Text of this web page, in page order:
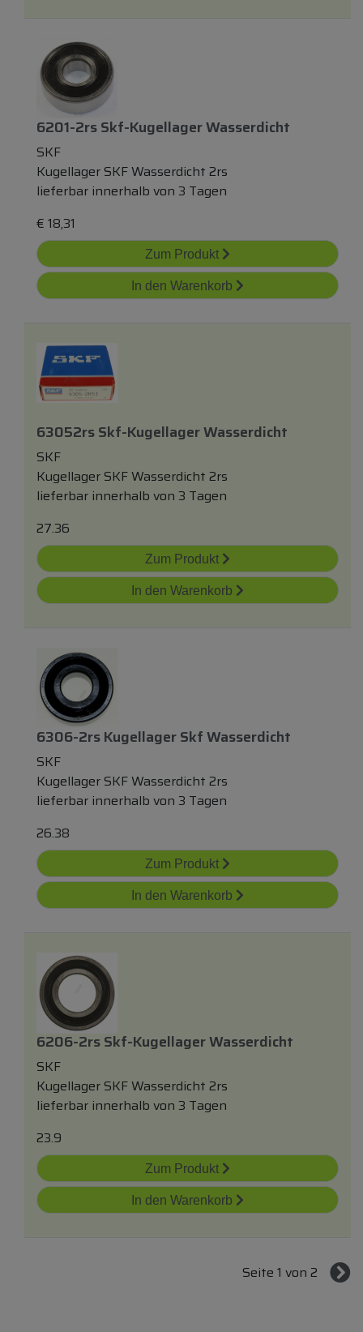
6201-2rs Skf-Kugellager Wasserdicht
SKF
Kugellager SKF Wasserdicht 2rs
lieferbar innerhalb von 3 Tagen
€ 18,31
Zum Produkt
In den Warenkorb
63052rs Skf-Kugellager Wasserdicht
SKF
Kugellager SKF Wasserdicht 2rs
lieferbar innerhalb von 3 Tagen
27.36
Zum Produkt
In den Warenkorb
6306-2rs Kugellager Skf Wasserdicht
SKF
Kugellager SKF Wasserdicht 2rs
lieferbar innerhalb von 3 Tagen
26.38
Zum Produkt
In den Warenkorb
6206-2rs Skf-Kugellager Wasserdicht
SKF
Kugellager SKF Wasserdicht 2rs
lieferbar innerhalb von 3 Tagen
23.9
Zum Produkt
In den Warenkorb
Seite 1 von 2